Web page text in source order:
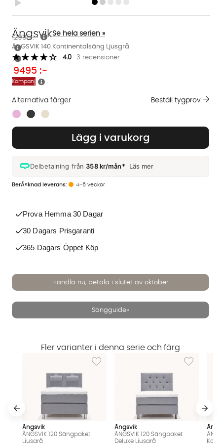
ÄNGSVIK 140 Kontinentalsäng Ljusgrå
ÄngsvikSe hela serien »
4.0 3 recensioner
9495 :-
12995 :-
Kampanj
Lägg i varukorg
Delbetalning från 358 kr/mån* Läs mer
4-6 veckor
Alternativa färger
Finns även i dessa färger:
Beställ tygprov
Prova Hemma 30 Dagar
30 Dagars Prisgaranti
365 Dagars Öppet Köp
Handla nu, betala i slutet av oktober
Sängguide»
Fler varianter i denna serie och färg
Lägg till i önskelista: ÄNGSVIK 120
Ängsvik
ÄNGSVIK 120 Sängpaket
Ljusgrå
Lägg till i
Ängsvik
ÄNGSVIK 120 Sängpaket
Deluxe Ljusgrå
Vi använder AI för att svara på dina frågor. Konversationen